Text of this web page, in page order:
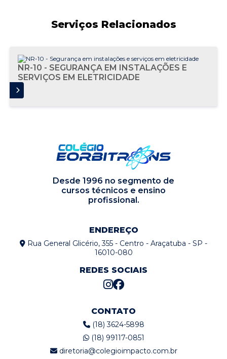
Serviços Relacionados
NR-10 - SEGURANÇA EM INSTALAÇÕES E
SERVIÇOS EM ELETRICIDADE
Desde 1996 no segmento de
cursos técnicos e ensino
profissional.
ENDEREÇO
Rua General Glicério, 355 - Centro - Araçatuba - SP -
16010-080
REDES SOCIAIS
CONTATO
(18) 3624-5898
(18) 99117-0851
diretoria@colegioimpacto.com.br